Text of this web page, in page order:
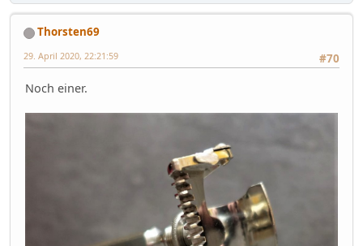
Thorsten69
#70
29. April 2020, 22:21:59
Noch einer.